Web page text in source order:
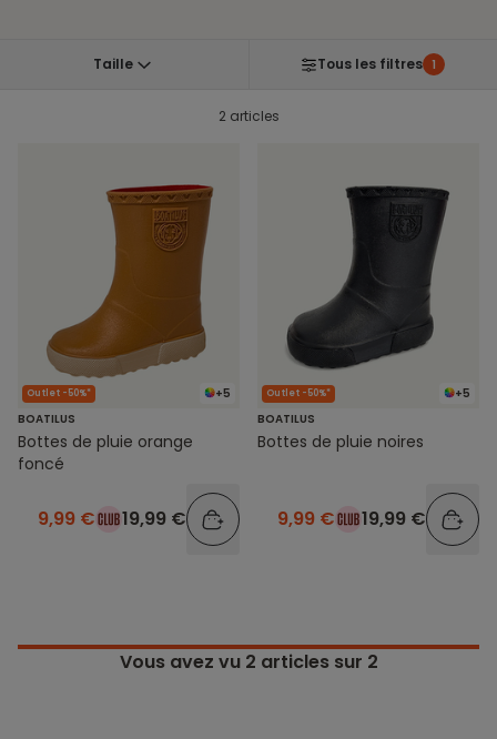
Taille Tous les filtres 1
2 articles
+5
Outlet -50%*
BOATILUS
Bottes de pluie orange
foncé
9,99 € 19,99 €
+5
Outlet -50%*
BOATILUS
Bottes de pluie noires
9,99 € 19,99 €
Vous avez vu 2 articles sur 2